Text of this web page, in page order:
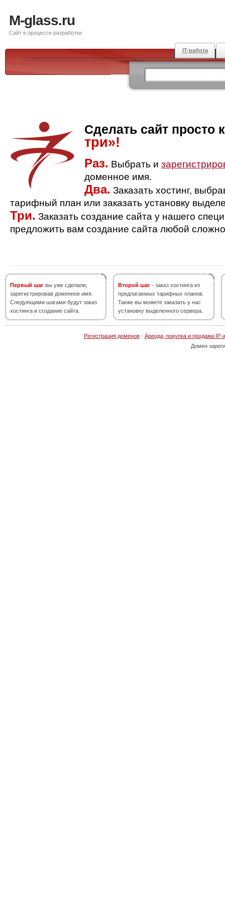
M-glass.ru
Сайт в процессе разработки
IT-работа
Сделать сайт просто
три»!
Раз. Выбрать и
доменное имя.
Два. Заказать хостинг,
тарифный план или заказать установку
Три. Заказать создание сайта у нашего
предложить вам создание сайта любой
Первый шаг вы уже сделали,
зарегистрировав доменное имя.
Следующими шагами будут заказ
хостинга и создание сайта.
Второй шаг - заказ хостинга из
предлагаемых тарифных планов.
Также вы можете заказать у нас
установку выделенного сервера.
Регистрация доменов· Аренда, покупка и продажа IP-
Домен